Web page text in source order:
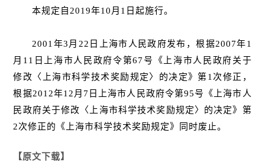
本规定自2019年10月1日起施行。
2001年3月22日上海市人民政府发布，根据2007年1
月11日上海市人民政府令第67号《上海市人民政府关于
修改〈上海市科学技术奖励规定〉的决定》第1次修正，
根据2012年12月7日上海市人民政府令第95号《上海市人
民政府关于修改〈上海市科学技术奖励规定〉的决定》第
2次修正的《上海市科学技术奖励规定》同时废止。
【原文下载】